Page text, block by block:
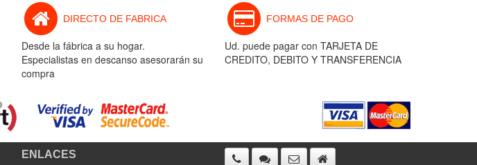
DIRECTO DE FABRICA
Desde la fábrica a su hogar.
Especialistas en descanso asesorarán su
compra
FORMAS DE PAGO
Ud. puede pagar con TARJETA DE
CREDITO, DEBITO Y TRANSFERENCIA
ENLACES